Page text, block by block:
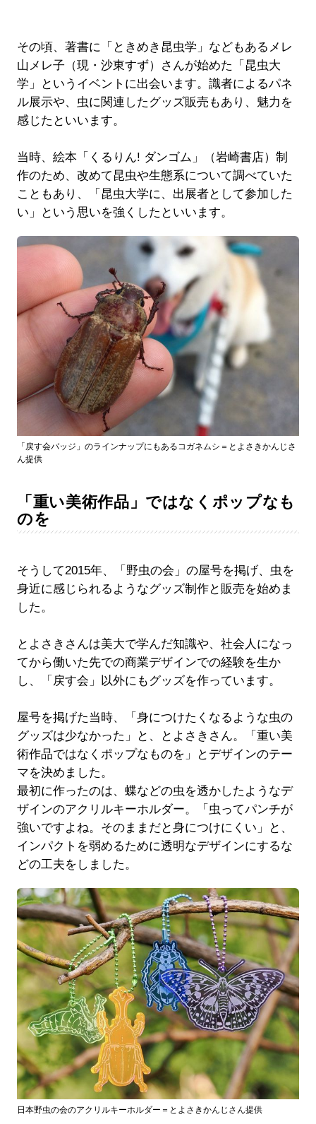
その頃、著書に「ときめき昆虫学」などもあるメレ
山メレ子（現・沙東すず）さんが始めた「昆虫大
学」というイベントに出会います。識者によるパネ
ル展示や、虫に関連したグッズ販売もあり、魅力を
感じたといいます。
当時、絵本「くるりん! ダンゴム」（岩崎書店）制
作のため、改めて昆虫や生態系について調べていた
こともあり、「昆虫大学に、出展者として参加した
い」という思いを強くしたといいます。
「戻す会バッジ」のラインナップにもあるコガネムシ＝とよさきかんじさ
ん提供
「重い美術作品」ではなくポップなも
のを
そうして2015年、「野虫の会」の屋号を掲げ、虫を
身近に感じられるようなグッズ制作と販売を始めま
した。
とよさきさんは美大で学んだ知識や、社会人になっ
てから働いた先での商業デザインでの経験を生か
し、「戻す会」以外にもグッズを作っています。
屋号を掲げた当時、「身につけたくなるような虫の
グッズは少なかった」と、とよさきさん。「重い美
術作品ではなくポップなものを」とデザインのテー
マを決めました。
最初に作ったのは、蝶などの虫を透かしたようなデ
ザインのアクリルキーホルダー。「虫ってパンチが
強いですよね。そのままだと身につけにくい」と、
インパクトを弱めるために透明なデザインにするな
どの工夫をしました。
日本野虫の会のアクリルキーホルダー＝とよさきかんじさん提供